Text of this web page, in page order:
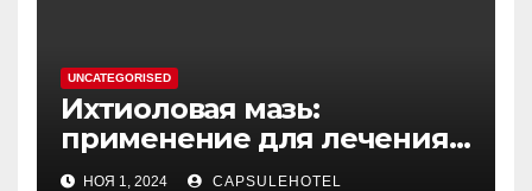
UNCATEGORISED
Ихтиоловая мазь:
применение для лечения
фурункулов
НОЯ 1, 2024 CAPSULEHOTEL